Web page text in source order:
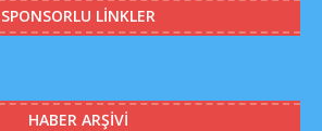
SPONSORLU LINKLER
HABER ARŞIVI